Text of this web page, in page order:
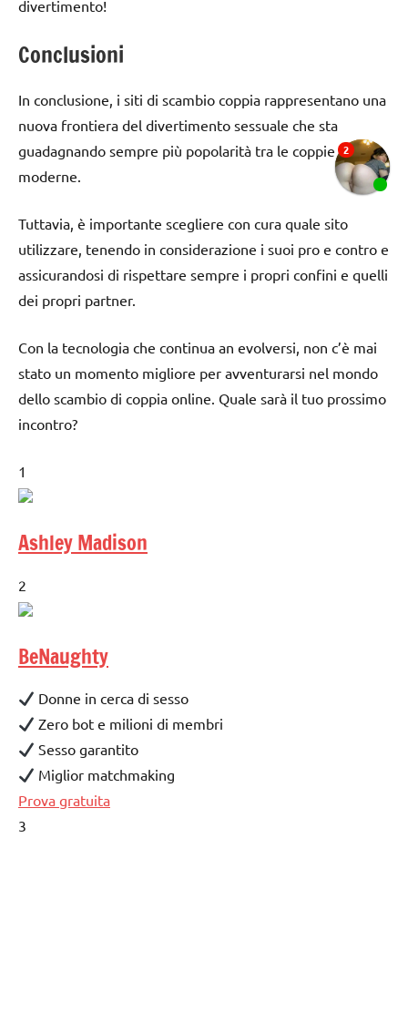
divertimento!
Conclusioni
In conclusione, i siti di scambio coppia rappresentano una
nuova frontiera del divertimento sessuale che sta
guadagnando sempre più popolarità tra le coppie
moderne.
Tuttavia, è importante scegliere con cura quale sito
utilizzare, tenendo in considerazione i suoi pro e contro e
assicurandosi di rispettare sempre i propri confini e quelli
dei propri partner.
Con la tecnologia che continua an evolversi, non c’è mai
stato un momento migliore per avventurarsi nel mondo
dello scambio di coppia online. Quale sarà il tuo prossimo
incontro?
1
Ashley Madison
2
BeNaughty
Donne in cerca di sesso
Zero bot e milioni di membri
Sesso garantito
Miglior matchmaking
Prova gratuita
3